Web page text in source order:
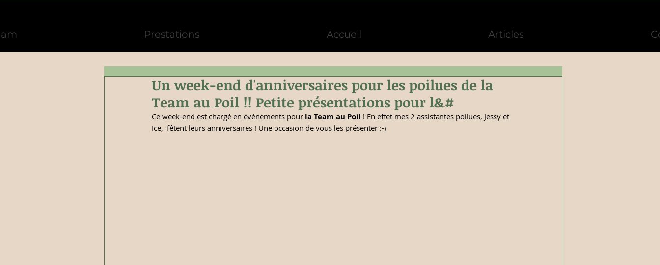
Prestations Accueil Articles
Un week-end d'anniversaires pour les poilues de la
Team au Poil !! Petite présentations pour l&#
Ce week-end est chargé en évènements pour la Team au Poil ! En effet mes 2 assistantes poilues, Jessy et
Ice,  fêtent leurs anniversaires ! Une occasion de vous les présenter :-)